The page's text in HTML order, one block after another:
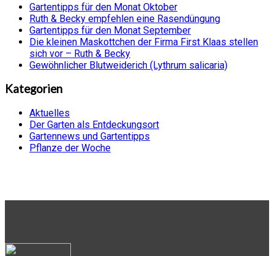
Gartentipps für den Monat Oktober
Ruth & Becky empfehlen eine Rasendüngung
Gartentipps für den Monat September
Die kleinen Maskottchen der Firma First Klaas stellen
sich vor – Ruth & Becky
Gewöhnlicher Blutweiderich (Lythrum salicaria)
Kategorien
Aktuelles
Der Garten als Entdeckungsort
Gartennews und Gartentipps
Pflanze der Woche